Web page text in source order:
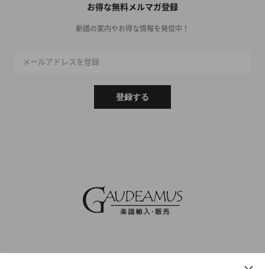
お得な無料メルマガ登録
新譜の案内やお得な情報を発信中！
メールアドレスを登録
登録する